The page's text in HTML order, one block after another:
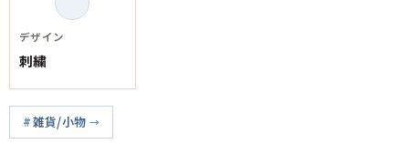
お問い合わせ
デザイン
刺繍
雑貨/小物